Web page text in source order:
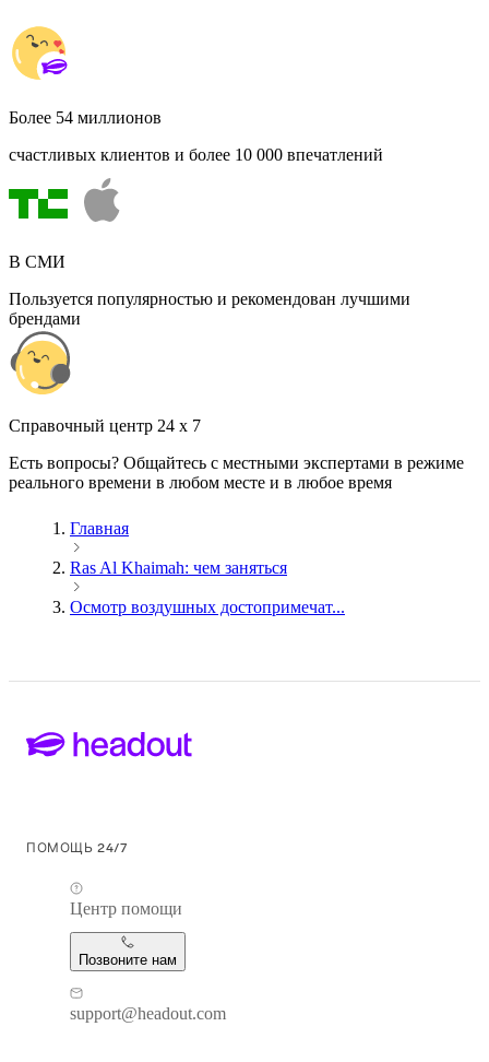
Более 54 миллионов
счастливых клиентов и более 10 000 впечатлений
В СМИ
Пользуется популярностью и рекомендован лучшими
брендами
Cправочный центр 24 x 7
Есть вопросы? Общайтесь с местными экспертами в режиме
реального времени в любом месте и в любое время
Главная
Ras Al Khaimah: чем заняться
Осмотр воздушных достопримечат...
ПОМОЩЬ 24/7
Центр помощи
Позвоните нам
support@headout.com